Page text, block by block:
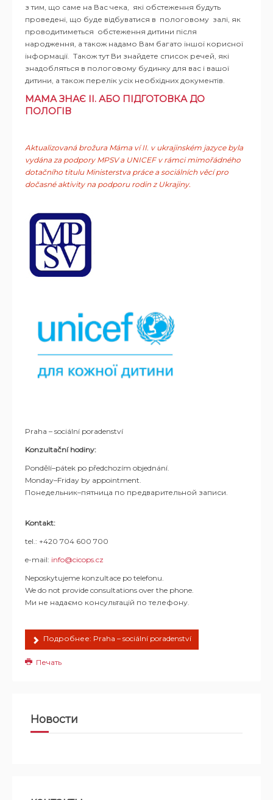
з тим, що саме на Вас чека, які обстеження будуть
проведені, що буде відбуватися в пологовому залі, як
проводитиметься обстеження дитини після
народження, а також надамо Вам багато іншої корисної
інформації. Також тут Ви знайдете список речей, які
знадобляться в пологовому будинку для вас і вашої
дитини, а також перелік усіх необхідних документів.
МАМА ЗНАЄ II. АБО ПІДГОТОВКА ДО
ПОЛОГІВ
Aktualizovaná brožura Máma ví II. v ukrajinském jazyce byla
vydána za podpory MPSV a UNICEF v rámci mimořádného
dotačního titulu Ministerstva práce a sociálních věcí pro
dočasné aktivity na podporu rodin z Ukrajiny.
Praha – sociální poradenství
Konzultační hodiny:
Pondělí–pátek po předchozím objednání.
Monday–Friday by appointment.
Понедельник–пятница по предварительной записи.
Kontakt:
tel.: +420 704 600 700
e-mail: info@cicops.cz
Neposkytujeme konzultace po telefonu.
We do not provide consultations over the phone.
Ми не надаємо консультацій по телефону.
Подробнее: Praha – sociální poradenství
Печать
Новости